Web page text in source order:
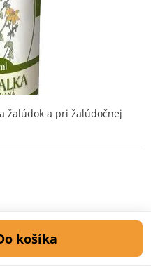
žalúdok a pri žalúdočnej
Do košíka